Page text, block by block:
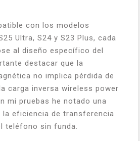
con los modelos
Ultra, S24 y S23 Plus, cada
al diseño específico del
destacar que la
no implica pérdida de
carga inversa wireless power
mi pruebas he notado una
la eficiencia de transferencia
teléfono sin funda.